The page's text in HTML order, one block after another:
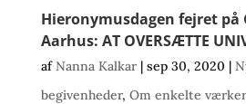
Hieronymusdagen fejret på
Aarhus: AT OVERSÆTTE
afNanna Kalkar| sep 30, 2020 |
begivenheder, Om enkelte